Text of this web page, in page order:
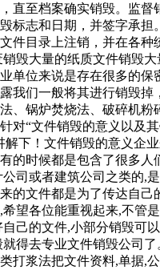
直至档案确实销毁。监督
标志和日期，并签字承担
件目录上注销，并在各种
毁大量的纸质文件销毁
单位来说是存在很多的保
我们一般将其进行销毁掉
、锅炉焚烧法、破碎机粉
对“文件销毁的意义以及
解下！文件销毁的意义企
的时候都是包含了很多人
司或者建筑公司之类的,
的文件都是为了传达自己
望各位能重视起来,不管
己的文件,小部分销毁可
得去专业文件销毁公司
打浆法把文件资料,单据,